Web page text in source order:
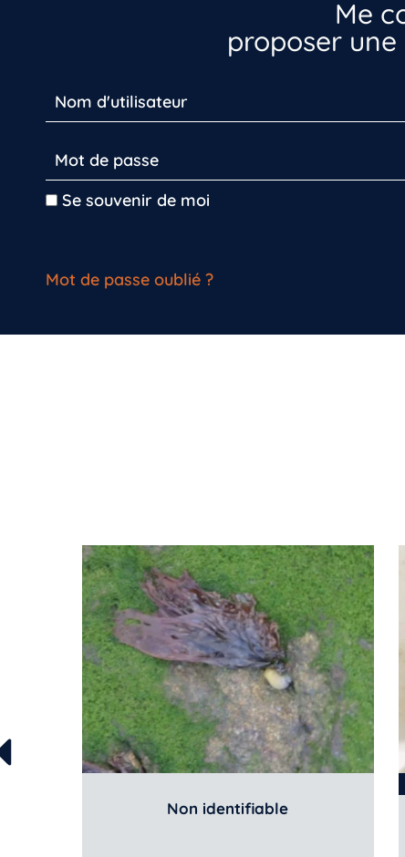
Me
proposer
Se souvenir de moi
Mot de passe oublié ?
Non identifiable